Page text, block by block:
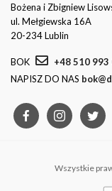
Bożena i Zbigniew
ul. Mełgiewska 16A
20-234 Lublin
BOK
+48 510 993
NAPISZ DO NAS
Wszystkie